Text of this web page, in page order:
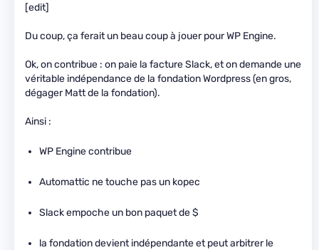
[edit]
Du coup, ça ferait un beau coup à jouer pour WP Engine.
Ok, on contribue : on paie la facture Slack, et on demande une
véritable indépendance de la fondation Wordpress (en gros,
dégager Matt de la fondation).
Ainsi :
WP Engine contribue
Automattic ne touche pas un kopec
Slack empoche un bon paquet de $
la fondation devient indépendante et peut arbitrer le